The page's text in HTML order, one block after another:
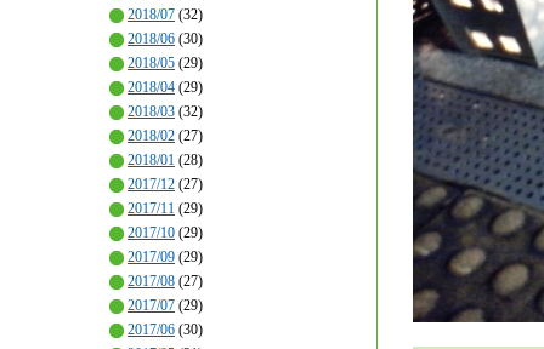
2018/07 (32)
2018/06 (30)
2018/05 (29)
2018/04 (29)
2018/03 (32)
2018/02 (27)
2018/01 (28)
2017/12 (27)
2017/11 (29)
2017/10 (29)
2017/09 (29)
2017/08 (27)
2017/07 (29)
2017/06 (30)